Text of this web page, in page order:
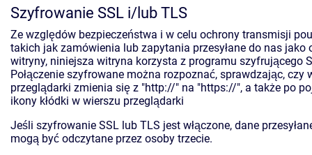
Szyfrowanie SSL i/lub TLS
Ze względów bezpieczeństwa i w celu ochrony transmisji
takich jak zamówienia lub zapytania przesyłane do nas jako
witryny, niniejsza witryna korzysta z programu szyfrującego
Połączenie szyfrowane można rozpoznać, sprawdzając, czy
przeglądarki zmienia się z "http://" na "https://", a także po
ikony kłódki w wierszu przeglądarki
Jeśli szyfrowanie SSL lub TLS jest włączone, dane
mogą być odczytane przez osoby trzecie.